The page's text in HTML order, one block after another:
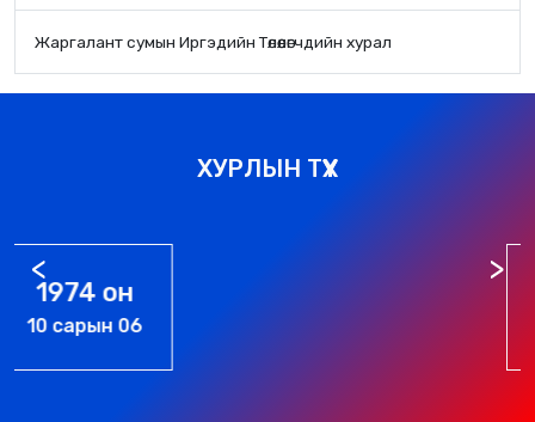
Жаргалант сумын Иргэдийн Төлөөлөгчдийн хурал
ХУРЛЫН ТҮҮХ